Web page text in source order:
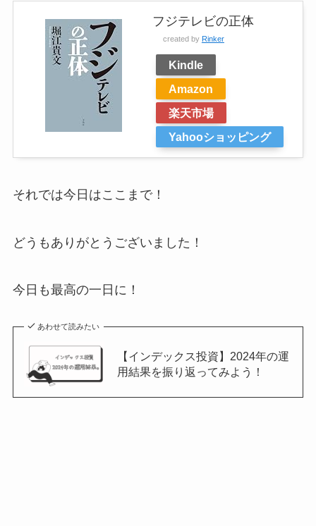
フジテレビの正体
created by Rinker
Kindle
Amazon
楽天市場
Yahooショッピング
それでは今日はここまで！
どうもありがとうございました！
今日も最高の一日に！
あわせて読みたい
【インデックス投資】2024年の運
用結果を振り返ってみよう！